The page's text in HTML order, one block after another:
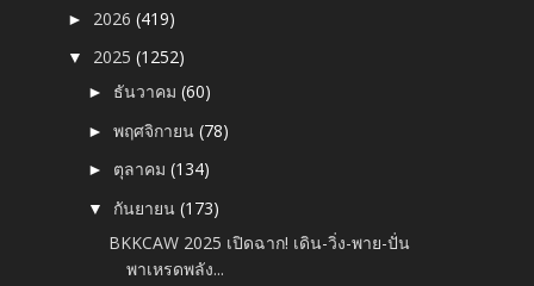
► 2026(419)
▼ 2025(1252)
► ธันวาคม(60)
►พฤศจิกายน(78)
► ตุลาคม(134)
▼ กันยายน(173)
BKKCAW 2025 เปิดฉาก! เดิน-วิ่ง-พาย-ปั่น
พาเหรดพลัง...